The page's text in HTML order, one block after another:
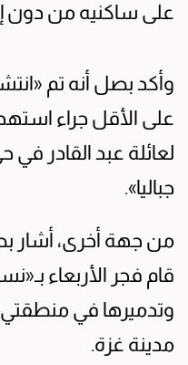
على ساكنيه من دون
على الأقل جراء
لعائلة عبد القادر
جباليا».
من جهة أخرى، أشار
قام فجر الأربعاء
وتدميرها في منطقتي
مدينة غزة.